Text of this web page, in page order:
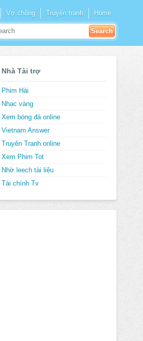
Vợ chồng Truyện tranh Home
Nhà Tài trợ
Phim Hài
Nhạc vàng
Xem bóng đá online
Vietnam Answer
Truyên Tranh online
Xem Phim Tot
Nhờ leech tài liệu
Tài chính Tv